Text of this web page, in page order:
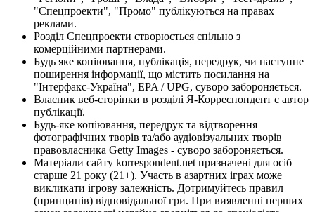
"Спецпроекти", "Промо" публікуються на правах
реклами.
Розділ Спецпроекти створюється спільно з
комерційними партнерами.
Будь яке копіювання, публікація, передрук, чи наступне
поширення інформації, що містить посилання на
"Інтерфакс-Україна", EPA / UPG, суворо забороняється.
Власник веб-сторінки в розділі Я-Корреспондент є автор
публікації.
Будь-яке копіювання, передрук та відтворення
фотографічних творів та/або аудіовізуальних творів
правовласника Getty Images - суворо забороняється.
Матеріали сайту korrespondent.net призначені для осіб
старше 21 року (21+). Участь в азартних іграх може
викликати ігрову залежність. Дотримуйтесь правил
(принципів) відповідальної гри. При виявленні перших